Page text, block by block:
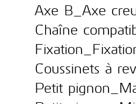
Axe B_Axe
Chaîne
Coussinets à
Petit